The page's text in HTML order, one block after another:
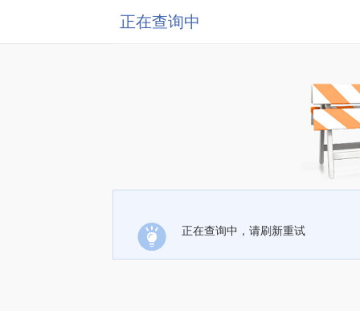
正在查询中
正在查询中，请刷新重试